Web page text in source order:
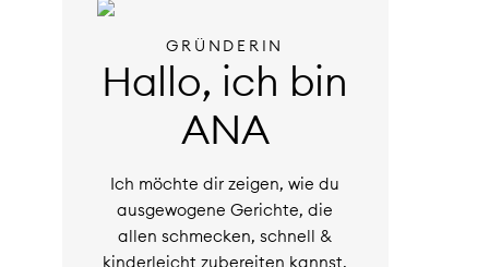
GRÜNDERIN
Hallo, ich bin
ANA
Ich möchte dir zeigen, wie du
ausgewogene Gerichte, die
allen schmecken, schnell &
kinderleicht zubereiten kannst.